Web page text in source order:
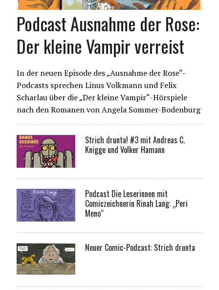
Podcast Ausnahme der Rose:
Der kleine Vampir verreist
In der neuen Episode des „Ausnahme der Rose“-
Podcasts sprechen Linus Volkmann und Felix
Scharlau über die „Der kleine Vampir“-Hörspiele
nach den Romanen von Angela Sommer-Bodenburg
Strich drunta! #3 mit Andreas C.
Knigge und Volker Hamann
Podcast Die Leserinnen mit
Comiczeichnerin Rinah Lang: „Peri
Meno“
Neuer Comic-Podcast: Strich drunta